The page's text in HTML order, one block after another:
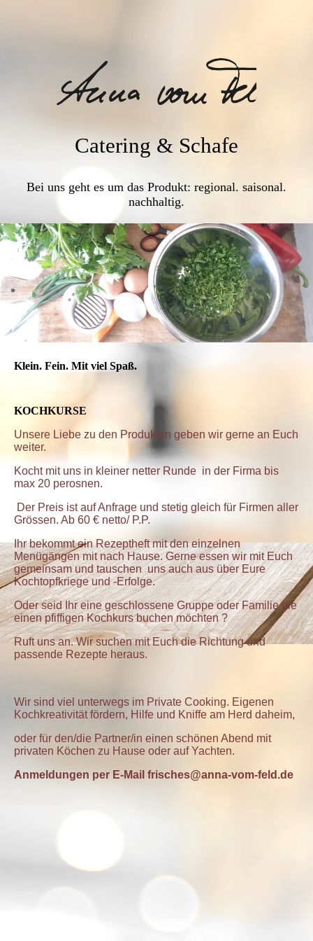
Catering & Schafe
Bei uns geht es um das Produkt: regional. saisonal.
nachhaltig.
Klein. Fein. Mit viel Spaß.
KOCHKURSE
Unsere Liebe zu den Produkten geben wir gerne an Euch
weiter.
Kocht mit uns in kleiner netter Runde in der Firma bis
max 20 perosnen.
Der Preis ist auf Anfrage und stetig gleich für Firmen aller
Grössen. Ab 60 € netto/ P.P.
Ihr bekommt ein Rezeptheft mit den einzelnen
Menügängen mit nach Hause. Gerne essen wir mit Euch
gemeinsam und tauschen uns auch aus über Eure
Kochtopfkriege und -Erfolge.
Oder seid Ihr eine geschlossene Gruppe oder Familie die
einen pfiffigen Kochkurs buchen möchten ?
Ruft uns an. Wir suchen mit Euch die Richtung und
passende Rezepte heraus.
Wir sind viel unterwegs im Private Cooking. Eigenen
Kochkreativität fördern, Hilfe und Kniffe am Herd daheim,
oder für den/die Partner/in einen schönen Abend mit
privaten Köchen zu Hause oder auf Yachten.
Anmeldungen per E-Mail frisches@anna-vom-feld.de